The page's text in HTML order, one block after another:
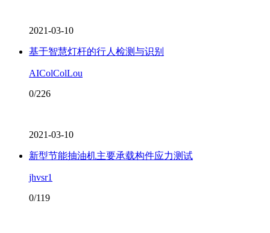
2021-03-10
基于智慧灯杆的行人检测与识别
AIColColLou
0/226
2021-03-10
新型节能抽油机主要承载构件应力测试
jhvsr1
0/119